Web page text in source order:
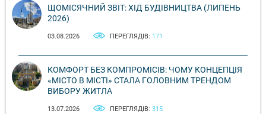
ЩОМІСЯЧНИЙ ЗВІТ: ХІД БУДІВНИЦТВА (ЛИПЕНЬ
2026)
03.08.2026 ПЕРЕГЛЯДІВ: 171
КОМФОРТ БЕЗ КОМПРОМІСІВ: ЧОМУ КОНЦЕПЦІЯ
«МІСТО В МІСТІ» СТАЛА ГОЛОВНИМ ТРЕНДОМ
ВИБОРУ ЖИТЛА
13.07.2026 ПЕРЕГЛЯДІВ: 315